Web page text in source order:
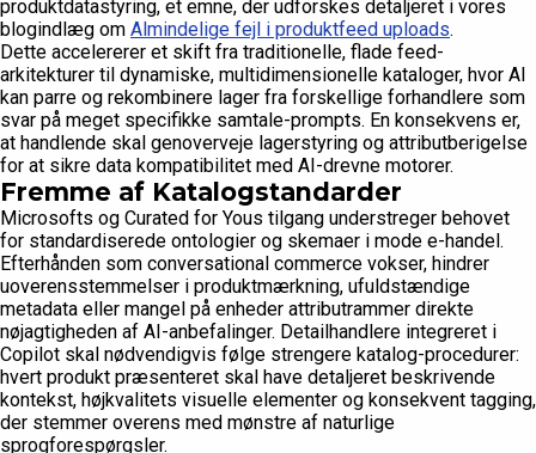
produktdatastyring, et emne, der udforskes detaljeret i vores
blogindlæg om Almindelige fejl i produktfeed uploads.
Dette accelererer et skift fra traditionelle, flade feed-
arkitekturer til dynamiske, multidimensionelle kataloger, hvor AI
kan parre og rekombinere lager fra forskellige forhandlere som
svar på meget specifikke samtale-prompts. En konsekvens er,
at handlende skal genoverveje lagerstyring og attributberigelse
for at sikre data kompatibilitet med AI-drevne motorer.
Fremme af Katalogstandarder
Microsofts og Curated for Yous tilgang understreger behovet
for standardiserede ontologier og skemaer i mode e-handel.
Efterhånden som conversational commerce vokser, hindrer
uoverensstemmelser i produktmærkning, ufuldstændige
metadata eller mangel på enheder attributrammer direkte
nøjagtigheden af AI-anbefalinger. Detailhandlere integreret i
Copilot skal nødvendigvis følge strengere katalog-procedurer:
hvert produkt præsenteret skal have detaljeret beskrivende
kontekst, højkvalitets visuelle elementer og konsekvent tagging,
der stemmer overens med mønstre af naturlige
sprogforespørgsler.